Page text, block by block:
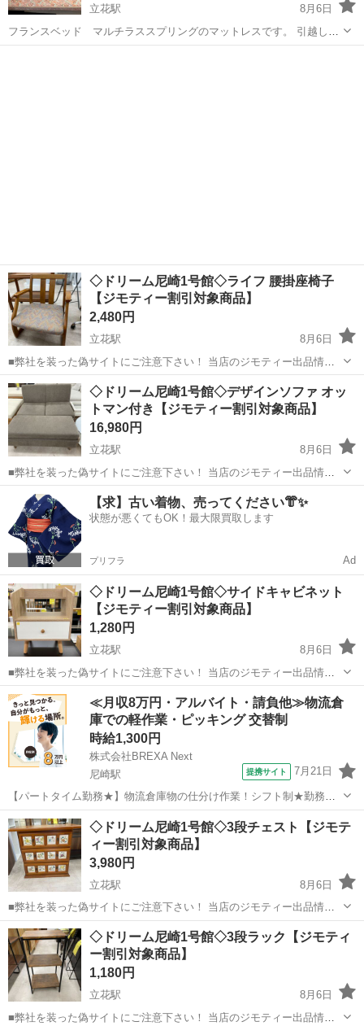
立花駅
8月6日
フランスベッド マルチラススプリングのマットレスです。 引越しに
伴い、買い替えのため出品します。 6万円くらいで購入して4年ほど使
◇ドリーム尼崎1号館◇ライフ 腰掛座椅子
【ジモティー割引対象商品】
2,480円
立花駅
8月6日
■弊社を装った偽サイトにご注意下さい！ 当店のジモティー出品情
報、画像が複数の偽サイトに転載されていることが確認されておりま
す。 これらのサイトに関しましては、当店とは一切関係がございませ
ん。 偽サイトへのアクセスや個...
兵庫 尼崎市 立花駅 椅子 ドリーム
◇ドリーム尼崎1号館◇デザインソファ オッ
トマン付き【ジモティー割引対象商品】
16,980円
立花駅
8月6日
■弊社を装った偽サイトにご注意下さい！ 当店のジモティー出品情
報、画像が複数の偽サイトに転載されていることが確認されておりま
す。 これらのサイトに関しましては、当店とは一切関係がございませ
ん。 偽サイトへのアクセスや個...
兵庫 立花駅 ソファ
【求】古い着物、売ってください👘✨
状態が悪くてもOK！最大限買取します
プリフラ Ad
◇ドリーム尼崎1号館◇サイドキャビネット
【ジモティー割引対象商品】
1,280円
立花駅
8月6日
■弊社を装った偽サイトにご注意下さい！ 当店のジモティー出品情
報、画像が複数の偽サイトに転載されていることが確認されておりま
す。 これらのサイトに関しましては、当店とは一切関係がございませ
ん。 偽サイトへのアクセスや個...
兵庫 尼崎市 立花駅 収納家具 ドリーム
≪月収8万円・アルバイト・請負他≫物流倉
庫での軽作業・ピッキング 交替制
時給1,300円
株式会社BREXA Next
尼崎駅
提携サイト 7月21日
【パートタイム勤務★】物流倉庫物の仕分け作業！シフト制★勤務時
間など柔軟に対応できます◎20～40代の男女活躍中！正社員登用あ
り！残業少なめ！《兵庫県尼崎市》 人気の工場のお仕事 ◇物流倉庫物
の仕分け作業◇ ・物流倉庫に...
兵庫 尼崎市 尼崎駅 その他
◇ドリーム尼崎1号館◇3段チェスト【ジモテ
ィー割引対象商品】
3,980円
立花駅
8月6日
■弊社を装った偽サイトにご注意下さい！ 当店のジモティー出品情
報、画像が複数の偽サイトに転載されていることが確認されておりま
す。 これらのサイトに関しましては、当店とは一切関係がございませ
ん。 偽サイトへのアクセスや個...
兵庫 尼崎市 立花駅 収納家具
◇ドリーム尼崎1号館◇3段ラック【ジモティ
ー割引対象商品】
1,180円
立花駅
8月6日
■弊社を装った偽サイトにご注意下さい！ 当店のジモティー出品情